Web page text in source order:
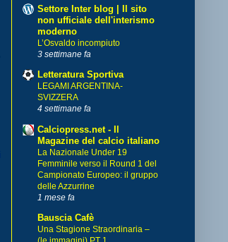
Settore Inter blog | Il sito
non ufficiale dell'interismo
moderno
L’Osvaldo incompiuto
3 settimane fa
Letteratura Sportiva
LEGAMI ARGENTINA-
SVIZZERA
4 settimane fa
Calciopress.net - Il
Magazine del calcio italiano
La Nazionale Under 19
Femminile verso il Round 1 del
Campionato Europeo: il gruppo
delle Azzurrine
1 mese fa
Bauscia Cafè
Una Stagione Straordinaria –